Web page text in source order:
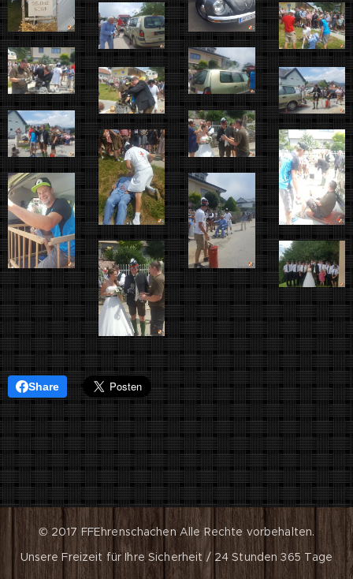
Share
© 2017 FFEhrenschachen Alle Rechte vorbehalten.
Unsere Freizeit für Ihre Sicherheit / 24 Stunden 365 Tage